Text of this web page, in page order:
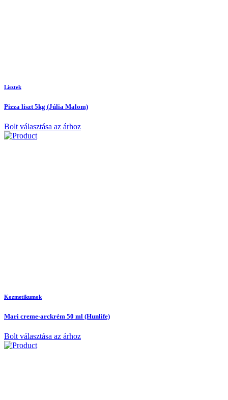
Lisztek
Pizza liszt 5kg (Júlia Malom)
Bolt választása az árhoz
Kozmetikumok
Mari creme-arckrém 50 ml (Hunlife)
Bolt választása az árhoz